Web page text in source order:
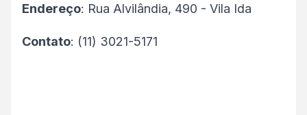
Endereço: Rua Alvilândia, 490 - Vila Ida
Contato: (11) 3021-5171